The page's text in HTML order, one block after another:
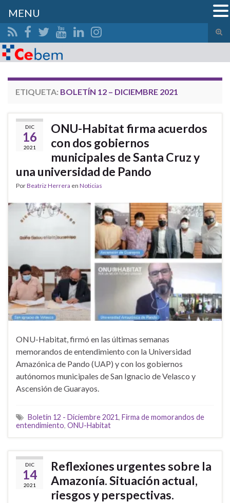
el
Search for:
ETIQUETA: BOLETÍN 12 – DICIEMBRE 2021
DIC
16
2021
ONU-Habitat firma acuerdos
con dos gobiernos
municipales de Santa Cruz y
una universidad de Pando
PorBeatriz Herrera en Noticias
ONU-Habitat, firmó en las últimas semanas
memorandos de entendimiento con la Universidad
Amazónica de Pando (UAP) y con los gobiernos
autónomos municipales de San Ignacio de Velasco y
Ascensión de Guarayos.
Boletín 12 - Diciembre 2021, Firma de momorandos de
entendimiento, ONU-Habitat
DIC
14
2021
Reflexiones urgentes sobre la
Amazonía. Situación actual,
riesgos y perspectivas.
MENU